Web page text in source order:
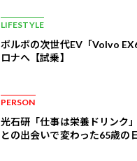
LIFESTYLE
ボルボの次世代EV「Volvo
ロナへ【試乗】
PERSON
光石研「仕事は栄養ドリンク
との出会いで変わった65歳の